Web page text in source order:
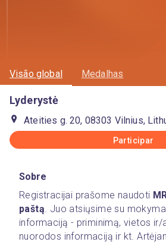
Visão global Medalhas
Lyderystė
Ateities g. 20, 08303 Vilnius,
Participar
Sobre
Registracijai prašome naudoti
paštą. Juo atsiųsime su
informaciją - priminimą, vietos ir/
nuorodos informaciją ir kt.